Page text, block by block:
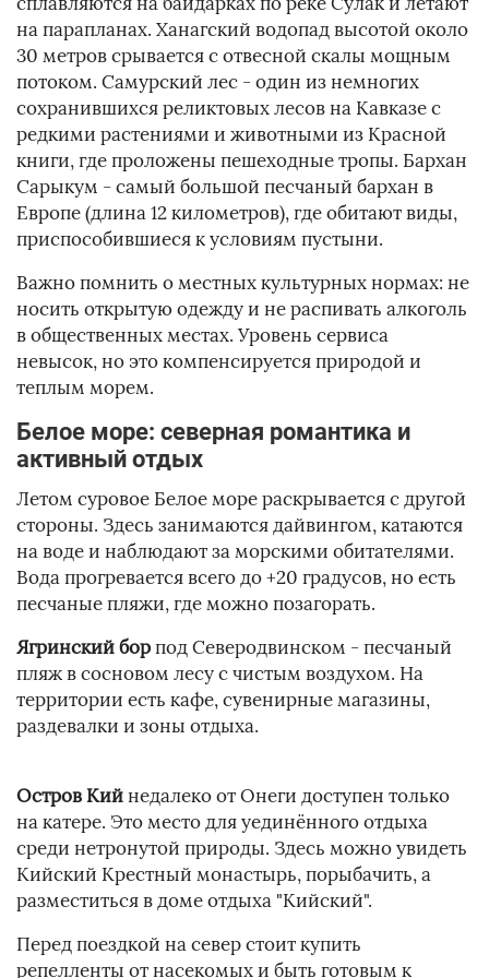
на парапланах. Ханагский водопад высотой около
30 метров срывается с отвесной скалы мощным
потоком. Самурский лес - один из немногих
сохранившихся реликтовых лесов на Кавказе с
редкими растениями и животными из Красной
книги, где проложены пешеходные тропы. Бархан
Сарыкум - самый большой песчаный бархан в
Европе (длина 12 километров), где обитают виды,
приспособившиеся к условиям пустыни.
Важно помнить о местных культурных нормах: не
носить открытую одежду и не распивать алкоголь
в общественных местах. Уровень сервиса
невысок, но это компенсируется природой и
теплым морем.
Белое море: северная романтика и
активный отдых
Летом суровое Белое море раскрывается с другой
стороны. Здесь занимаются дайвингом, катаются
на воде и наблюдают за морскими обитателями.
Вода прогревается всего до +20 градусов, но есть
песчаные пляжи, где можно позагорать.
Ягринский борпод Северодвинском - песчаный
пляж в сосновом лесу с чистым воздухом. На
территории есть кафе, сувенирные магазины,
раздевалки и зоны отдыха.
Остров Кийнедалеко от Онеги доступен только
на катере. Это место для уединённого отдыха
среди нетронутой природы. Здесь можно увидеть
Кийский Крестный монастырь, порыбачить, а
разместиться в доме отдыха "Кийский".
Перед поездкой на север стоит купить
репелленты от насекомых и быть готовым к